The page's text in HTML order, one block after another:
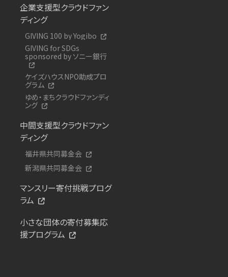
企業支援型クラウドファン
ディング
GIVING 100 by Yogibo
GIVING for SDGs
sponsored by ソニー銀行
ケイズハウスNPO助成プロ
グラム
ゆめ・まちクラウドファンディ
ング
中間支援型クラウドファン
ディング
福井県共同募金会
新潟県共同募金会
マンスリー寄付挑戦プログ
ラム
小さな団体の寄付募集応
援プログラム